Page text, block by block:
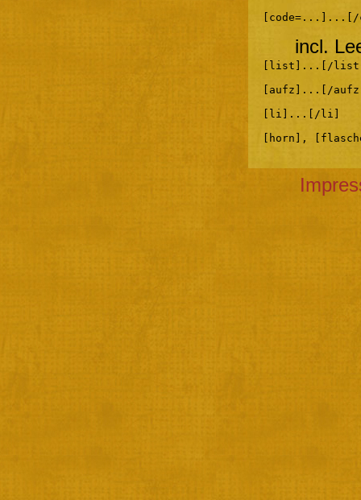
[code=...]...[/
incl.
[list]...[/
[aufz]...[/
[li]...[/li]
[horn],